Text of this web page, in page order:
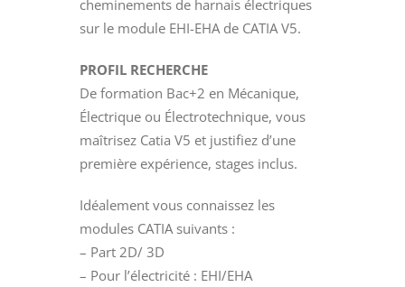
cheminements de harnais électriques
sur le module EHI-EHA de CATIA V5.
PROFIL RECHERCHE
De formation Bac+2 en Mécanique,
Électrique ou Électrotechnique, vous
maîtrisez Catia V5 et justifiez d’une
première expérience, stages inclus.
Idéalement vous connaissez les
modules CATIA suivants :
– Part 2D/ 3D
– Pour l’électricité : EHI/EHA